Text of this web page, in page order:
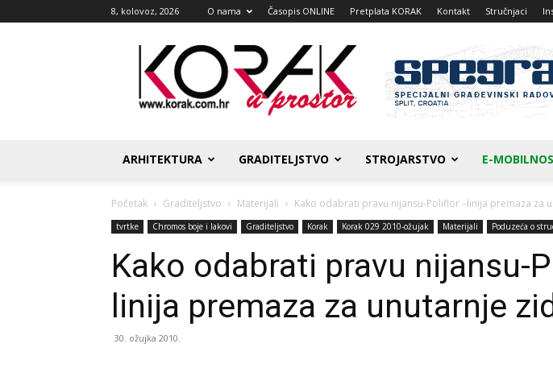
8, kolovoz, 2026 O nama Časopis ONLINE Pretplata KORAK Kontakt Stručnjaci
Korak
u
prostor
ARHITEKTURA GRADITELJSTVO STROJARSTVO E-
Početak Graditeljstvo Materijali Kako odabrati pravu nijansu-Poliflor –linija premaza za
tvrtke Chromos boje i lakovi Graditeljstvo Korak Korak 029 2010-ožujak Materijali Poduzeća o
Kako odabrati pravu nijansu-
linija premaza za unutarnje
30. ožujka 2010.